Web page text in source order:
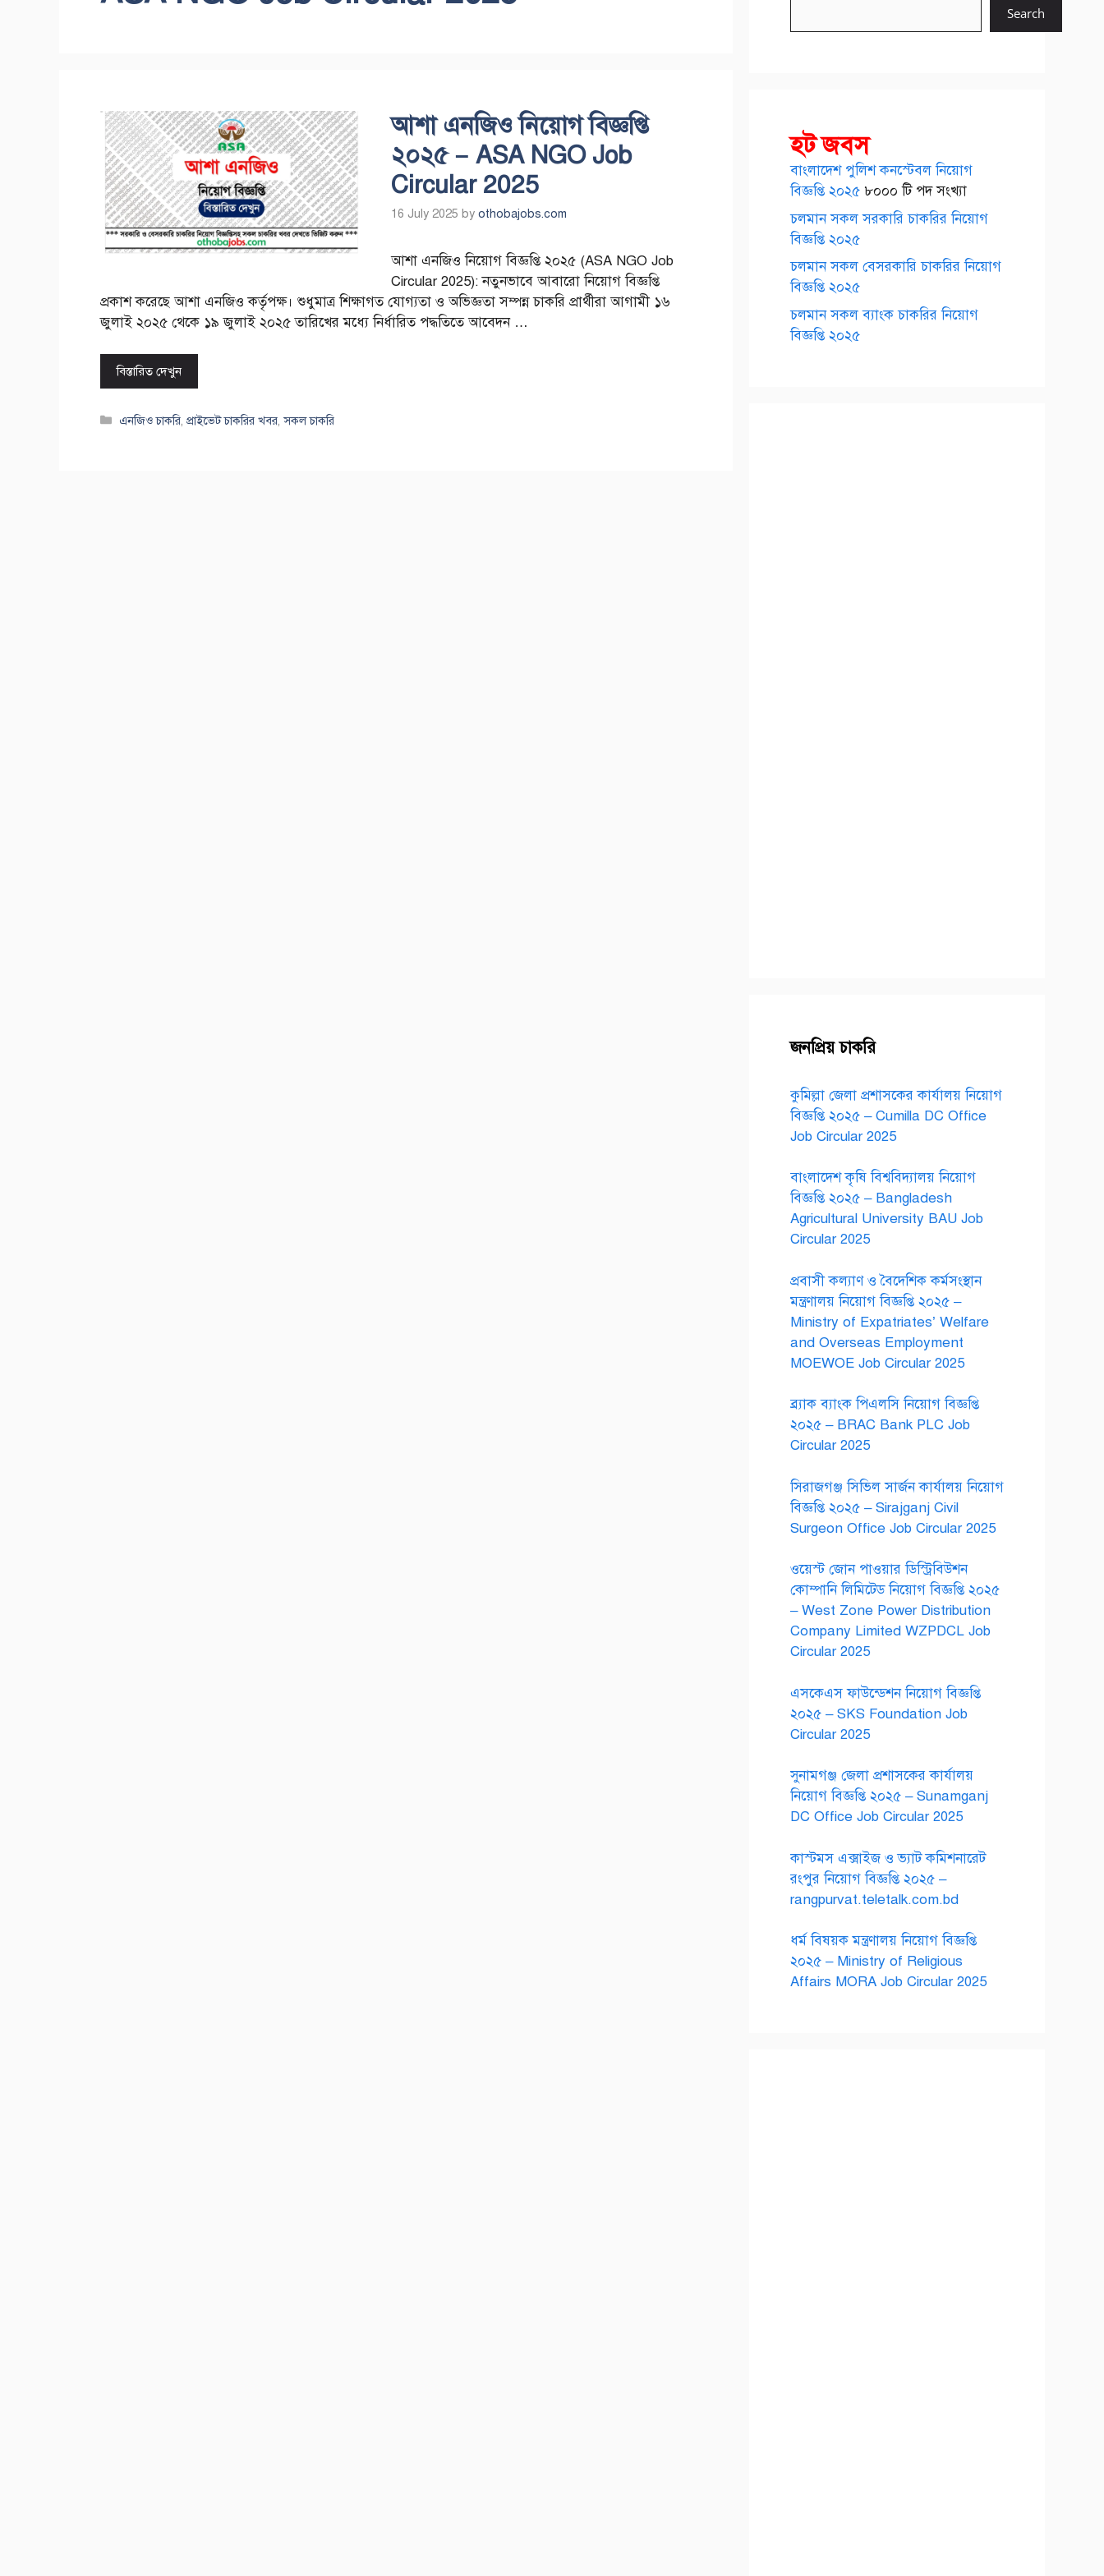
আশা এনজিও নিয়োগ বিজ্ঞপ্তি
২০২৫ – ASA NGO Job
Circular 2025
16 July 2025 by othobajobs.com
আশা এনজিও নিয়োগ বিজ্ঞপ্তি ২০২৫ (ASA NGO Job
Circular 2025): নতুনভাবে আবারো নিয়োগ বিজ্ঞপ্তি
প্রকাশ করেছে আশা এনজিও কর্তৃপক্ষ। শুধুমাত্র শিক্ষাগত যোগ্যতা ও অভিজ্ঞতা সম্পন্ন চাকরি প্রার্থীরা আগামী ১৬
জুলাই ২০২৫ থেকে ১৯ জুলাই ২০২৫ তারিখের মধ্যে নির্ধারিত পদ্ধতিতে আবেদন …
বিস্তারিত দেখুন
Categories
এনজিও চাকরি,প্রাইভেট চাকরির খবর,সকল চাকরি
Search
হট জবস
বাংলাদেশ পুলিশ কনস্টেবল নিয়োগ
বিজ্ঞপ্তি ২০২৫ ৮০০০ টি পদ সংখ্যা
চলমান সকল সরকারি চাকরির নিয়োগ
বিজ্ঞপ্তি ২০২৫
চলমান সকল বেসরকারি চাকরির নিয়োগ
বিজ্ঞপ্তি ২০২৫
চলমান সকল ব্যাংক চাকরির নিয়োগ
বিজ্ঞপ্তি ২০২৫
জনপ্রিয় চাকরি
কুমিল্লা জেলা প্রশাসকের কার্যালয় নিয়োগ
বিজ্ঞপ্তি ২০২৫ – Cumilla DC Office
Job Circular 2025
বাংলাদেশ কৃষি বিশ্ববিদ্যালয় নিয়োগ
বিজ্ঞপ্তি ২০২৫ – Bangladesh
Agricultural University BAU Job
Circular 2025
প্রবাসী কল্যাণ ও বৈদেশিক কর্মসংস্থান
মন্ত্রণালয় নিয়োগ বিজ্ঞপ্তি ২০২৫ –
Ministry of Expatriates’ Welfare
and Overseas Employment
MOEWOE Job Circular 2025
ব্র্যাক ব্যাংক পিএলসি নিয়োগ বিজ্ঞপ্তি
২০২৫ – BRAC Bank PLC Job
Circular 2025
সিরাজগঞ্জ সিভিল সার্জন কার্যালয় নিয়োগ
বিজ্ঞপ্তি ২০২৫ – Sirajganj Civil
Surgeon Office Job Circular 2025
ওয়েস্ট জোন পাওয়ার ডিস্ট্রিবিউশন
কোম্পানি লিমিটেড নিয়োগ বিজ্ঞপ্তি ২০২৫
– West Zone Power Distribution
Company Limited WZPDCL Job
Circular 2025
এসকেএস ফাউন্ডেশন নিয়োগ বিজ্ঞপ্তি
২০২৫ – SKS Foundation Job
Circular 2025
সুনামগঞ্জ জেলা প্রশাসকের কার্যালয়
নিয়োগ বিজ্ঞপ্তি ২০২৫ – Sunamganj
DC Office Job Circular 2025
কাস্টমস এক্সাইজ ও ভ্যাট কমিশনারেট
রংপুর নিয়োগ বিজ্ঞপ্তি ২০২৫ –
rangpurvat.teletalk.com.bd
ধর্ম বিষয়ক মন্ত্রণালয় নিয়োগ বিজ্ঞপ্তি
২০২৫ – Ministry of Religious
Affairs MORA Job Circular 2025